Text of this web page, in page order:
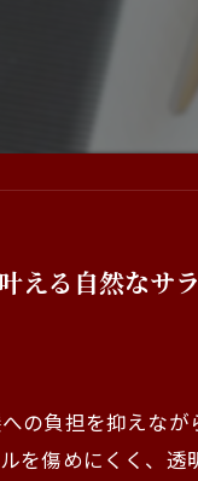
える自然なサ
の負担を抑えな
を傷めにくく、